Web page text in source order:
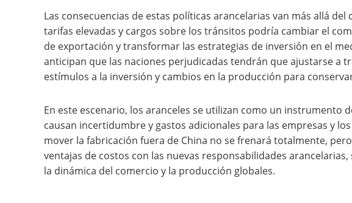
Las consecuencias de estas políticas arancelarias van más allá
tarifas elevadas y cargos sobre los tránsitos podría cambiar el
de exportación y transformar las estrategias de inversión en el
anticipan que las naciones perjudicadas tendrán que ajustarse a
estímulos a la inversión y cambios en la producción para
En este escenario, los aranceles se utilizan como un instrumento
causan incertidumbre y gastos adicionales para las empresas y
mover la fabricación fuera de China no se frenará totalmente,
ventajas de costos con las nuevas responsabilidades
la dinámica del comercio y la producción globales.